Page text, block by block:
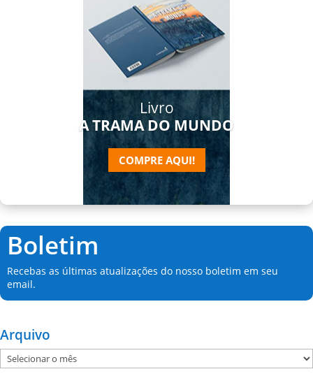
Livro
A TRAMA DO MUNDO
COMPRE AQUI!
Boletim
Recebas as últimas atualizações do nosso boletim em seu
email.
Arquivo
Arquivo